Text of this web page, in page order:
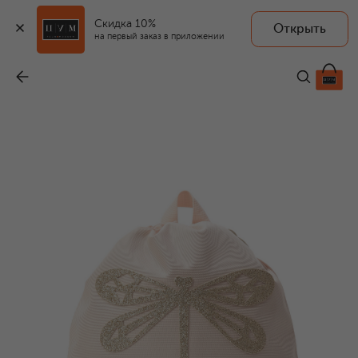
Скидка 10%
на первый заказ в приложении
Открыть